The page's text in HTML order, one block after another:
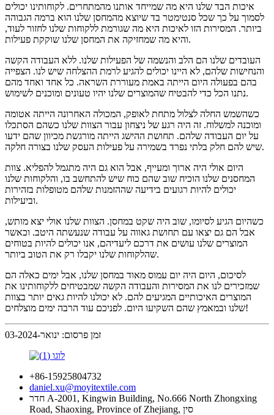
איכות הבד שלנו היא מה שמייחד אותנו מהמתחרים. לקוחותינו יכולים
לסמוך על כך שכל סנטימטר בד שיוצא מהמחסן שלנו הוא ברמה הגבוהה
ביותר. המסירות הזו לאיכות היא מה שגורמת ללקוחות שלנו לחזור לעוד,
והיא מה שמחזיקה את המחסן שלנו שוקקת פעילות.
העובדים שלנו הם הלב והנשמה של הפעילות שלנו. ללא העבודה הקשה
והנחישות שלהם, לא היינו יכולים להגיע לרמת ההצלחה שיש לנו. הצפייה
בהם בפעולה היום הייתה באמת מעוררת השראה. כל אחד ואחד מהם
נתנו הכל כדי להבטיח שהמוצרים שלנו יהיו טעונים ומוכנים לשימוש.
כשהשמש החלה לצלול מתחת לאופק, המכולה האחרונה הייתה אטומה
ומוכנה למשלוח. זה היה רגע של ניצחון עבור הצוות שלנו כשהם הסתכלו
על יום העבודה שלהם. תחושת ההישג הייתה מורגשת מכיוון שהם ידעו
שיש להם חלק בלתי נפרד בשמירה על פעילות העסק שלנו בצורה חלקה.
היום אולי היה ארוך ומעייף, אבל הוא גם היה מתגמל להפליא. צוות
המחסנים שלנו הוכיח שוב שהם כוח שיש להתחשב בו, והלקוחות שלנו
יכולים להיות רגועים בידיעה שההזמנות שלהם מטופלות בזהירות
וביעילות.
כשהיום הגיע לסיומו, שוב היה שקט במחסן. הצוות שלנו אולי יצא מותש,
אבל הם גם יצאו עם תחושת גאווה על עבודה שנעשתה היטב. וכאשר
המוצרים שלנו עושים את דרכם ליעדיהם, אנו יכולים להיות בטוחים
שהלקוחות שלנו יקבלו רק את הטוב ביותר.
לסיכום, היום היה יום עמוס מאוד במחסן שלנו, אבל ימים כאלה הם
שמזכירים לנו את המסירות והעבודה הקשה שמבטיחים ללקוחותינו את
המוצרים האיכותיים המגיעים להם. לא יכולנו להיות גאים יותר בצוות
שלנו ובמאמץ שהם השקיעו היום. לפניכם עוד הרבה ימים מוצלחים!
זמן פרסום: ינואר-03-2024
+86-15925804732
daniel.xu@moyitextile.com
חדר A-2001, Kingwin Building, No.666 North Zhongxing
Road, Shaoxing, Province of Zhejiang, סין